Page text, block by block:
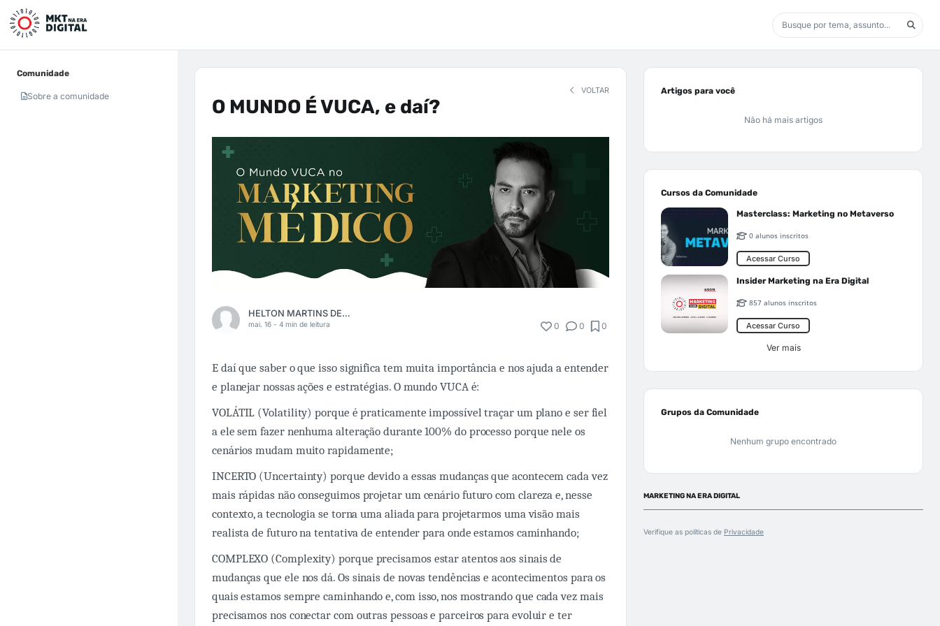
Comunidade
Sobre a comunidade
VOLTAR
O MUNDO É VUCA, e daí?
HELTON MARTINS DE OLIVEIRA
mai. 16 - 4 min de leitura 0 0 0
E daí que saber o que isso significa tem muita importância e nos ajuda a entender
e planejar nossas ações e estratégias. O mundo VUCA é:
VOLÁTIL (Volatility) porque é praticamente impossível traçar um plano e ser fiel
a ele sem fazer nenhuma alteração durante 100% do processo porque nele os
cenários mudam muito rapidamente;
INCERTO (Uncertainty) porque devido a essas mudanças que acontecem cada vez
mais rápidas não conseguimos projetar um cenário futuro com clareza e, nesse
contexto, a tecnologia se torna uma aliada para projetarmos uma visão mais
realista de futuro na tentativa de entender para onde estamos caminhando;
COMPLEXO (Complexity) porque precisamos estar atentos aos sinais de
mudanças que ele nos dá. Os sinais de novas tendências e acontecimentos para os
quais estamos sempre caminhando e, com isso, nos mostrando que cada vez mais
precisamos nos conectar com outras pessoas e parceiros para evoluir e ter
Artigos para você
Não há mais artigos
Cursos da Comunidade
Masterclass: Marketing no Metaverso
0 alunos inscritos
Acessar Curso
Insider Marketing na Era Digital
857 alunos inscritos
Acessar Curso
Ver mais
Grupos da Comunidade
Nenhum grupo encontrado
MARKETING NA ERA DIGITAL
Verifique as políticas de Privacidade